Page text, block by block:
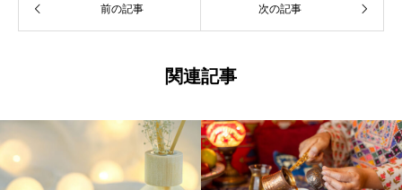
前の記事 次の記事
関連記事